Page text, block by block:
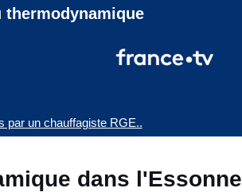
thermodynamique
par un chauffagiste RGE..
dans l'Essonne